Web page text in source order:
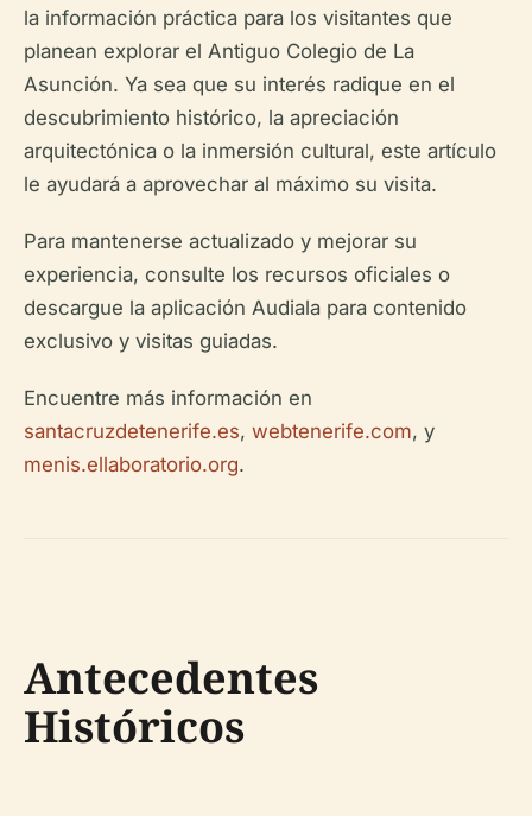
la información práctica para los visitantes que
planean explorar el Antiguo Colegio de La
Asunción. Ya sea que su interés radique en el
descubrimiento histórico, la apreciación
arquitectónica o la inmersión cultural, este artículo
le ayudará a aprovechar al máximo su visita.
Para mantenerse actualizado y mejorar su
experiencia, consulte los recursos oficiales o
descargue la aplicación Audiala para contenido
exclusivo y visitas guiadas.
Encuentre más información en
santacruzdetenerife.es, webtenerife.com, y
menis.ellaboratorio.org.
Antecedentes
Históricos